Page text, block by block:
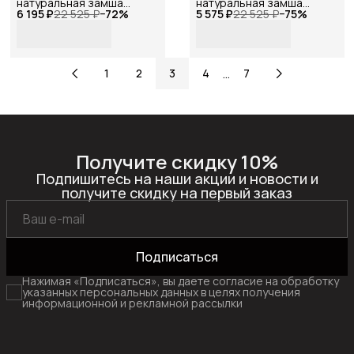
6 195 ₽22 525 ₽−72%
ретро темно-серые, 5 575 ₽22 525 ₽−75%
ретро зеленые , Reversal,
1 2 3 4 … 7
Получите скидку 10%
Подпишитесь на наши акции и новости и
получите скидку на первый заказ
Подписаться
Нажимая «Подписаться», вы даете согласие на обработку
указанных персональных данных в целях получения
информационной и рекламной рассылки